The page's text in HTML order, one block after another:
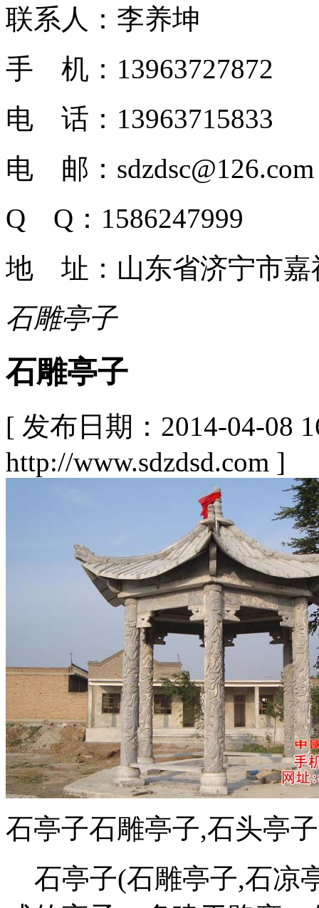
联系人：李养坤
手 机：13963727872
电 话：13963715833
电 邮：sdzdsc@126.com
Q Q：1586247999
地 址：山东省济宁市嘉
石雕亭子
石雕亭子
[ 发布日期：2014-04-08
http://www.sdzdsd.com ]
石亭子石雕亭子,石头亭子
石亭子(石雕亭子,石凉